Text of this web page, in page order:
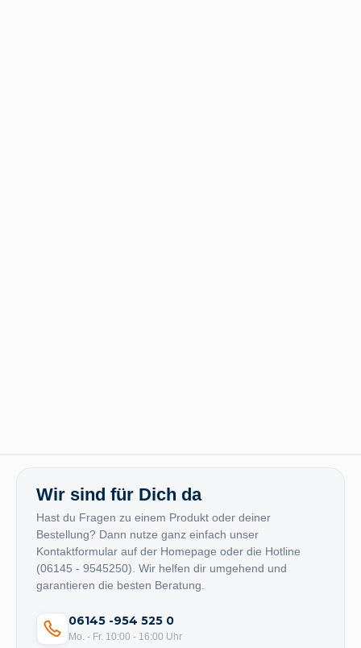
Wir sind für Dich da
Hast du Fragen zu einem Produkt oder deiner
Bestellung? Dann nutze ganz einfach unser
Kontaktformular auf der Homepage oder die Hotline
(06145 - 9545250). Wir helfen dir umgehend und
garantieren die besten Beratung.
06145 -954 525 0
Mo. - Fr. 10:00 - 16:00 Uhr